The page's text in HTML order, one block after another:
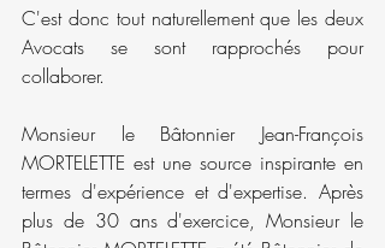
C'est donc tout naturellement que les deux
Avocats se sont rapprochés pour
collaborer.
Monsieur le Bâtonnier Jean-François
MORTELETTE est une source inspirante en
termes d'expérience et d'expertise. Après
plus de 30 ans d'exercice, Monsieur le